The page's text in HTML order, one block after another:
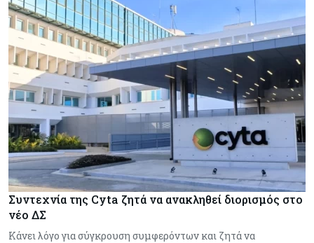
Συντεχνία της Cyta ζητά να ανακληθεί διορισμός στο
νέο ΔΣ
Κάνει λόγο για σύγκρουση συμφερόντων και ζητά να